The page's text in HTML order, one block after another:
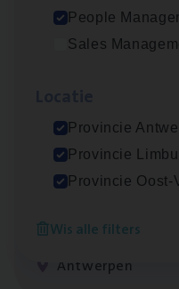
People
Sales
Provincie
Provincie
Provincie Oost-
Wis alle filters
Advisor/​
Beveren
People Management,
Antwerpen